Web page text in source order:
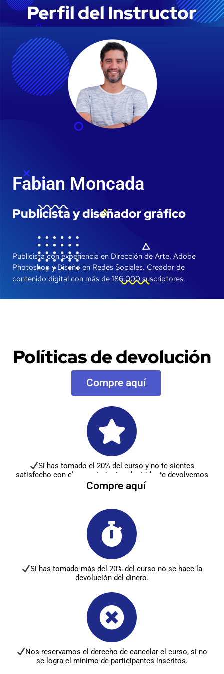
Perfil del Instructor
Fabian Moncada
Publicista y diseñador gráfico
Publicista con experiencia en Dirección de Arte, Adobe
Photoshop y Diseño en Redes Sociales. Creador de
contenido digital con más de 186.000 suscriptores.
Políticas de devolución
Compre aquí
Si has tomado el 20% del curso y no te sientes
satisfecho con el conocimiento adquirido, te devolvemos
el 100 % del dinero.
Compre aquí
Si has tomado más del 20% del curso no se hace la
devolución del dinero.
Nos reservamos el derecho de cancelar el curso, si no
se logra el mínimo de participantes inscritos.